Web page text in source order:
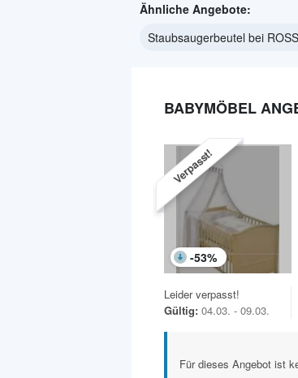
Ähnliche Angebote:
Staubsaugerbeutel bei
BABYMÖBEL
Verpasst!
-53%
Leider verpasst!
Gültig: 04.03. - 09.03.
Für dieses Angebot ist